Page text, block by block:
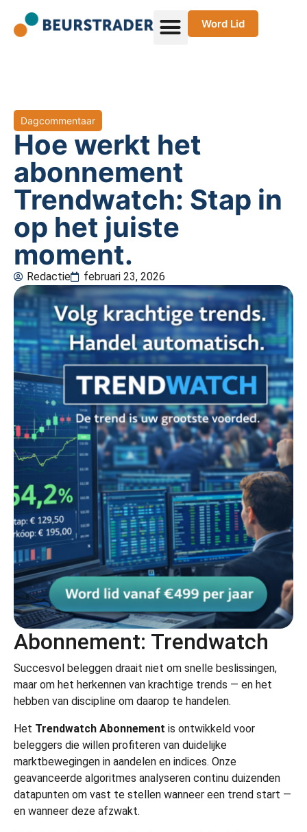
Word Lid
Dagcommentaar
Hoe werkt het
abonnement
Trendwatch: Stap in
op het juiste
moment.
Redactie februari 23, 2026
Abonnement: Trendwatch
Succesvol beleggen draait niet om snelle beslissingen,
maar om het herkennen van krachtige trends — en het
hebben van discipline om daarop te handelen.
Het Trendwatch Abonnement is ontwikkeld voor
beleggers die willen profiteren van duidelijke
marktbewegingen in aandelen en indices. Onze
geavanceerde algoritmes analyseren continu duizenden
datapunten om vast te stellen wanneer een trend start —
en wanneer deze afzwakt.